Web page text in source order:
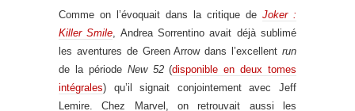
Comme on l’évoquait dans la critique de Joker :
Killer Smile, Andrea Sorrentino avait déjà sublimé
les aventures de Green Arrow dans l’excellent run
de la période New 52(disponible en deux tomes
intégrales) qu’il signait conjointement avec Jeff
Lemire. Chez Marvel, on retrouvait aussi les